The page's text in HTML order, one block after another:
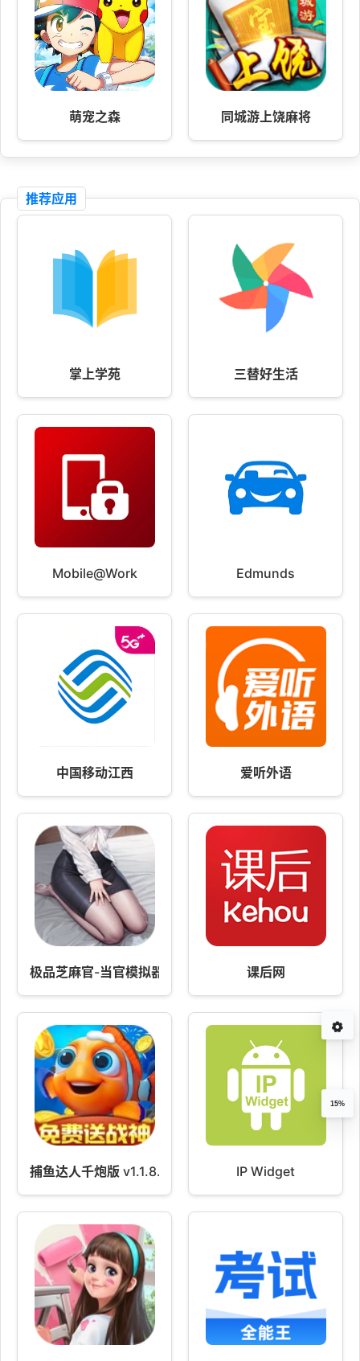
萌宠之森 同城游上饶麻将
推荐应用
掌上学苑 三替好生活
Mobile@Work Edmunds
中国移动江西 爱听外语
极品芝麻官-当官模拟器 v7.2.01062846课后网
捕鱼达人千炮版 v1.1.8.2.1 IP Widget
15%